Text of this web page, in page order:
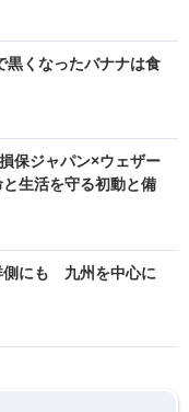
黒くなったバナナは食
保ジャパン×ウェザー
生活を守る初動と備
側にも 九州を中心に